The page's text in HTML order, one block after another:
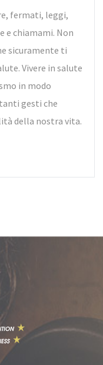
fermati, leggi,
chiamami. Non
sicuramente ti
Vivere in salute
in modo
gesti che
della nostra vita.